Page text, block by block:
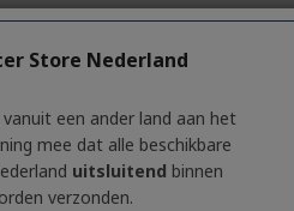
bevat.
Store Nederland
een ander land aan het
mee dat alle beschikbare
uitsluitend binnen
verzonden.